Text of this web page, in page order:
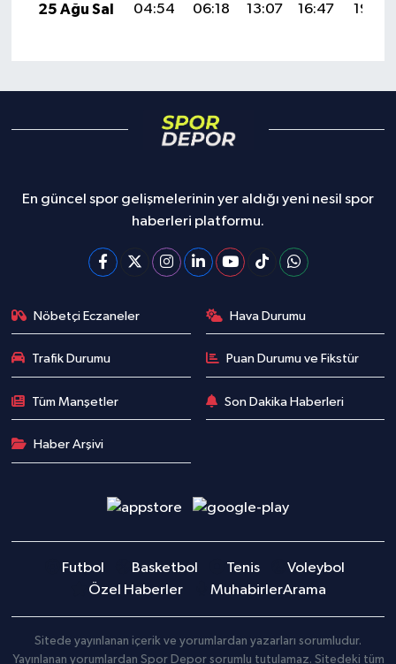
25 Ağu Sal
04:54 06:18 13:07 16:47 19:45
En güncel spor gelişmelerinin yer aldığı yeni nesil spor
haberleri platformu.
Nöbetçi Eczaneler Hava Durumu
Trafik Durumu Puan Durumu ve Fikstür
Tüm Manşetler Son Dakika Haberleri
Haber Arşivi
Futbol Basketbol Tenis
Voleybol
Özel Haberler
MuhabirlerArama
Sitede yayınlanan içerik ve yorumlardan yazarları sorumludur.
Yayınlanan yorumlardan Spor Depor sorumlu tutulamaz. Sitedeki tüm